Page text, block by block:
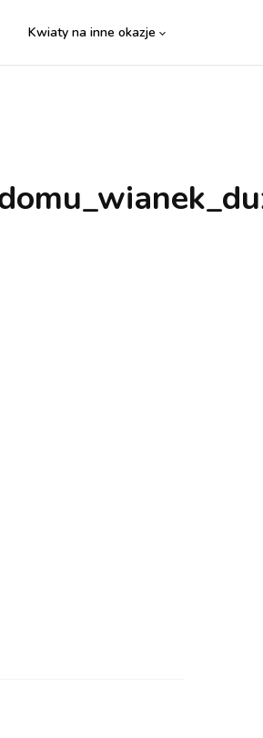
Kwiaty na inne okazje